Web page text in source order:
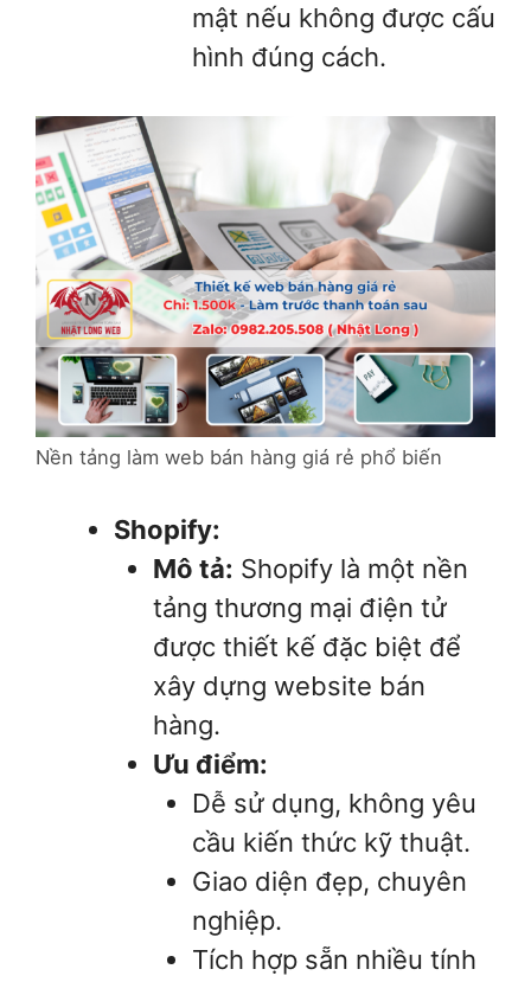
mật nếu không được cấu
hình đúng cách.
Nền tảng làm web bán hàng giá rẻ phổ biến
Shopify:
Mô tả: Shopify là một nền
tảng thương mại điện tử
được thiết kế đặc biệt để
xây dựng website bán
hàng.
Ưu điểm:
Dễ sử dụng, không yêu
cầu kiến thức kỹ thuật.
Giao diện đẹp, chuyên
nghiệp.
Tích hợp sẵn nhiều tính